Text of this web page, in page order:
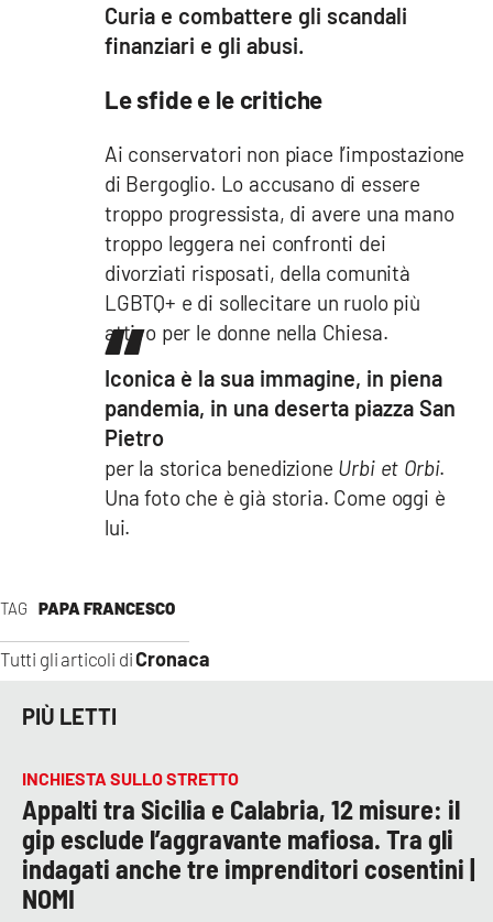
TAG PAPA FRANCESCO
Tutti gli articoli diCronaca
Curia e combattere gli scandali
finanziari e gli abusi.
Le sfide e le critiche
Ai conservatori non piace l’impostazione
di Bergoglio. Lo accusano di essere
troppo progressista, di avere una mano
troppo leggera nei confronti dei
divorziati risposati, della comunità
LGBTQ+ e di sollecitare un ruolo più
attivo per le donne nella Chiesa.
Iconica è la sua immagine, in piena
pandemia, in una deserta piazza San
Pietro
per la storica benedizione Urbi et Orbi.
Una foto che è già storia. Come oggi è
lui.
PIÙ LETTI
INCHIESTA SULLO STRETTO
Appalti tra Sicilia e Calabria, 12 misure: il
gip esclude l’aggravante mafiosa. Tra gli
indagati anche tre imprenditori cosentini |
NOMI